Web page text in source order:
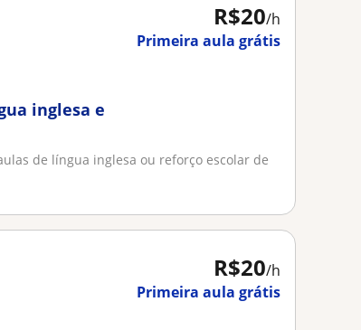
R$20/h
Primeira aula grátis
inglesa e
de língua inglesa ou reforço escolar de
R$20/h
Primeira aula grátis